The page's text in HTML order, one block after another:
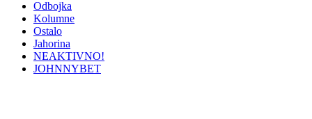
Odbojka
Kolumne
Ostalo
Jahorina
NEAKTIVNO!
JOHNNYBET